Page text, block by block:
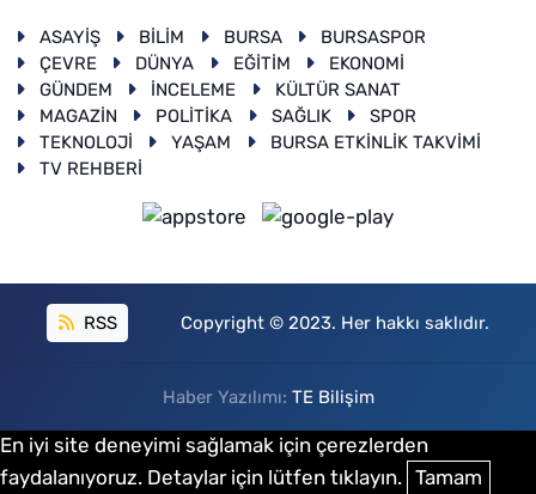
ASAYİŞ BİLİM BURSA
BURSASPOR
ÇEVRE
DÜNYA EĞİTİM
EKONOMİ
GÜNDEM
İNCELEME
KÜLTÜR SANAT
MAGAZİN
POLİTİKA SAĞLIK
SPOR
TEKNOLOJİ
YAŞAM
BURSA ETKİNLİK TAKVİMİ
TV REHBERİ
RSS Copyright © 2023. Her hakkı saklıdır.
Haber Yazılımı: TE Bilişim
En iyi site deneyimi sağlamak için çerezlerden
faydalanıyoruz. Detaylar için lütfen tıklayın. Tamam